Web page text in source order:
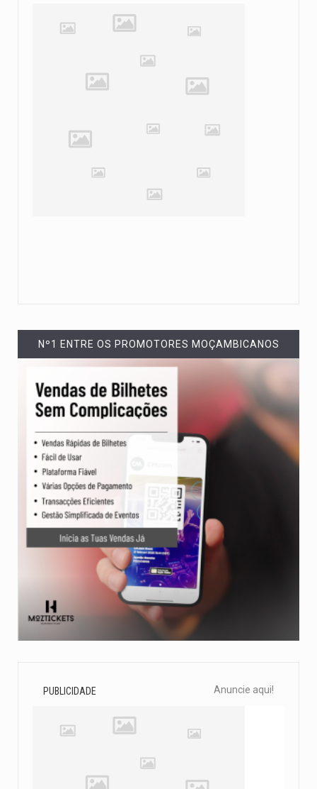
Nº1 ENTRE OS PROMOTORES MOÇAMBICANOS
PUBLICIDADE Anuncie aqui!